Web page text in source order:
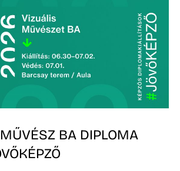
BA DIPLOMA